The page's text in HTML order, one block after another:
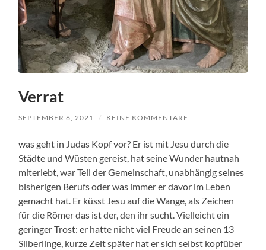
Verrat
SEPTEMBER 6, 2021 / KEINE KOMMENTARE
was geht in Judas Kopf vor? Er ist mit Jesu durch die
Städte und Wüsten gereist, hat seine Wunder hautnah
miterlebt, war Teil der Gemeinschaft, unabhängig seines
bisherigen Berufs oder was immer er davor im Leben
gemacht hat. Er küsst Jesu auf die Wange, als Zeichen
für die Römer das ist der, den ihr sucht. Vielleicht ein
geringer Trost: er hatte nicht viel Freude an seinen 13
Silberlinge, kurze Zeit später hat er sich selbst kopfüber